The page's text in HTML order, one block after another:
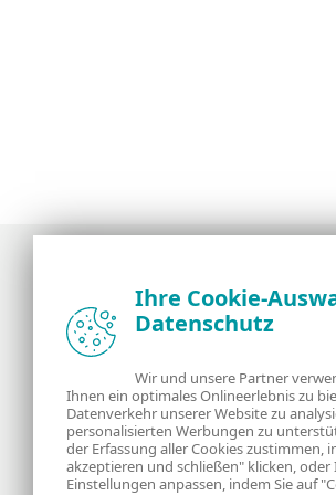
Neuigkeiten, Analysen und Tipps der ESET
Sicherheitsexperten
Über uns ESET
Kontakt
Ihre Cookie-
Datenschutz
Wir und unsere Partner
Ihnen ein optimales Onlineerlebnis zu
Datenverkehr unserer Website zu
personalisierten Werbungen zu
der Erfassung aller Cookies zustimmen,
akzeptieren und schließen" klicken, oder
Einstellungen anpassen, indem Sie auf